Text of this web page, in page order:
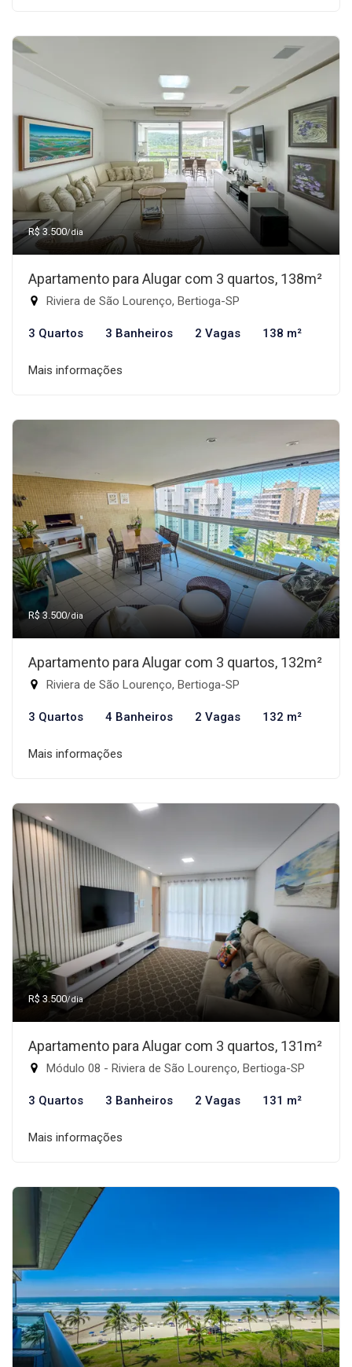
R$ 3.500/dia
Apartamento para Alugar com 3 quartos, 138m²
Riviera de São Lourenço, Bertioga-SP
3 Quartos 3 Banheiros 2 Vagas 138 m²
Mais informações
R$ 3.500/dia
Apartamento para Alugar com 3 quartos, 132m²
Riviera de São Lourenço, Bertioga-SP
3 Quartos 4 Banheiros 2 Vagas 132 m²
Mais informações
R$ 3.500/dia
Apartamento para Alugar com 3 quartos, 131m²
Módulo 08 - Riviera de São Lourenço, Bertioga-SP
3 Quartos 3 Banheiros 2 Vagas 131 m²
Mais informações